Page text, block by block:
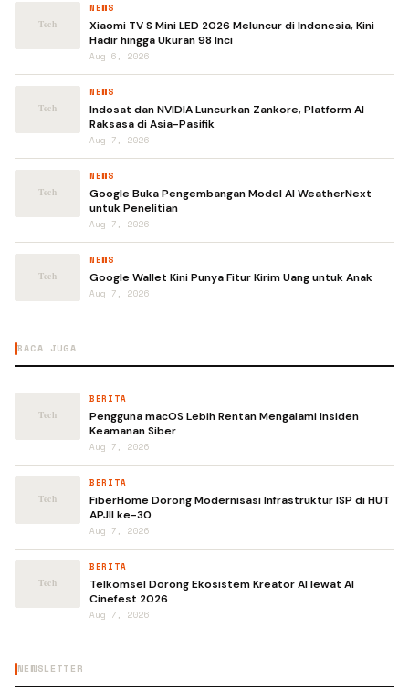
NEWS
Xiaomi TV S Mini LED 2026 Meluncur di Indonesia, Kini
Hadir hingga Ukuran 98 Inci
Aug 6, 2026
NEWS
Indosat dan NVIDIA Luncurkan Zankore, Platform AI
Raksasa di Asia-Pasifik
Aug 7, 2026
NEWS
Google Buka Pengembangan Model AI WeatherNext
untuk Penelitian
Aug 7, 2026
NEWS
Google Wallet Kini Punya Fitur Kirim Uang untuk Anak
Aug 7, 2026
BACA JUGA
BERITA
Pengguna macOS Lebih Rentan Mengalami Insiden
Keamanan Siber
Aug 7, 2026
BERITA
FiberHome Dorong Modernisasi Infrastruktur ISP di HUT
APJII ke-30
Aug 7, 2026
BERITA
Telkomsel Dorong Ekosistem Kreator AI lewat AI
Cinefest 2026
Aug 7, 2026
NEWSLETTER